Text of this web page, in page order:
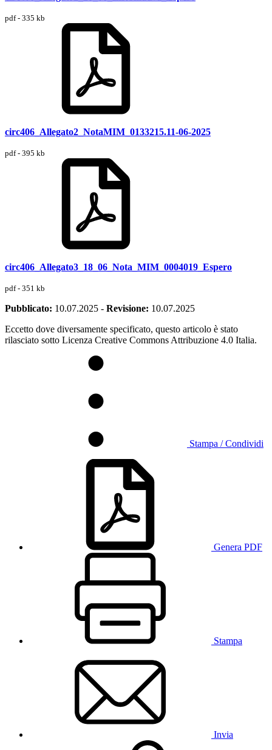
pdf - 335 kb
circ406_Allegato2_NotaMIM_0133215.11-06-2025
pdf - 395 kb
circ406_Allegato3_18_06_Nota_MIM_0004019_Espero
pdf - 351 kb
Pubblicato: 10.07.2025 - Revisione: 10.07.2025
Eccetto dove diversamente specificato, questo articolo è stato
rilasciato sotto Licenza Creative Commons Attribuzione 4.0 Italia.
Stampa / Condividi
Genera PDF
Stampa
Invia